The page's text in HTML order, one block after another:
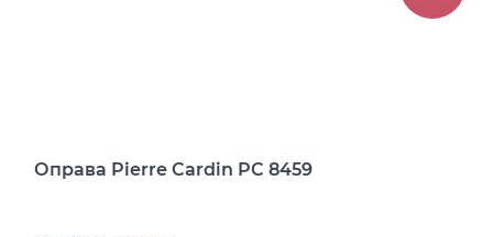
Оправа Pierre Cardin PC 8459